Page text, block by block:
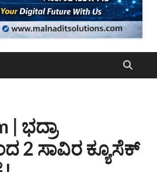
| ಭದ್ರಾ
2 ಸಾವಿರ ಕ್ಯೂಸೆಕ್